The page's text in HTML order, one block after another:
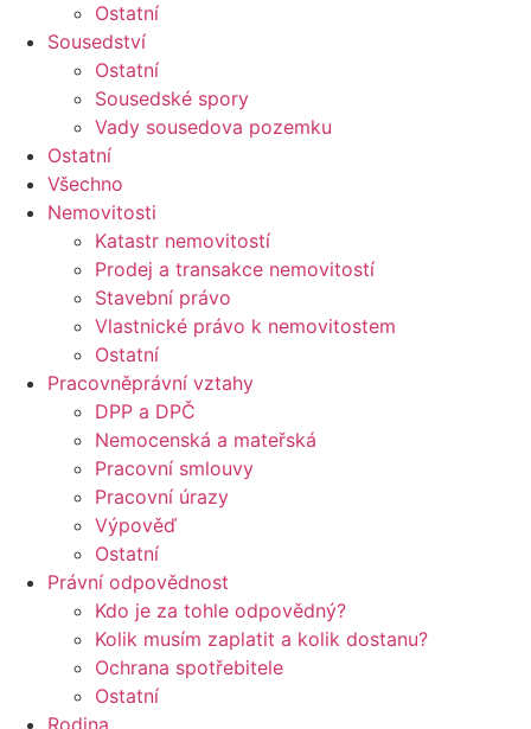
Ostatní
Sousedství
Ostatní
Sousedské spory
Vady sousedova pozemku
Ostatní
Všechno
Nemovitosti
Katastr nemovitostí
Prodej a transakce nemovitostí
Stavební právo
Vlastnické právo k nemovitostem
Ostatní
Pracovněprávní vztahy
DPP a DPČ
Nemocenská a mateřská
Pracovní smlouvy
Pracovní úrazy
Výpověď
Ostatní
Právní odpovědnost
Kdo je za tohle odpovědný?
Kolik musím zaplatit a kolik dostanu?
Ochrana spotřebitele
Ostatní
Rodina